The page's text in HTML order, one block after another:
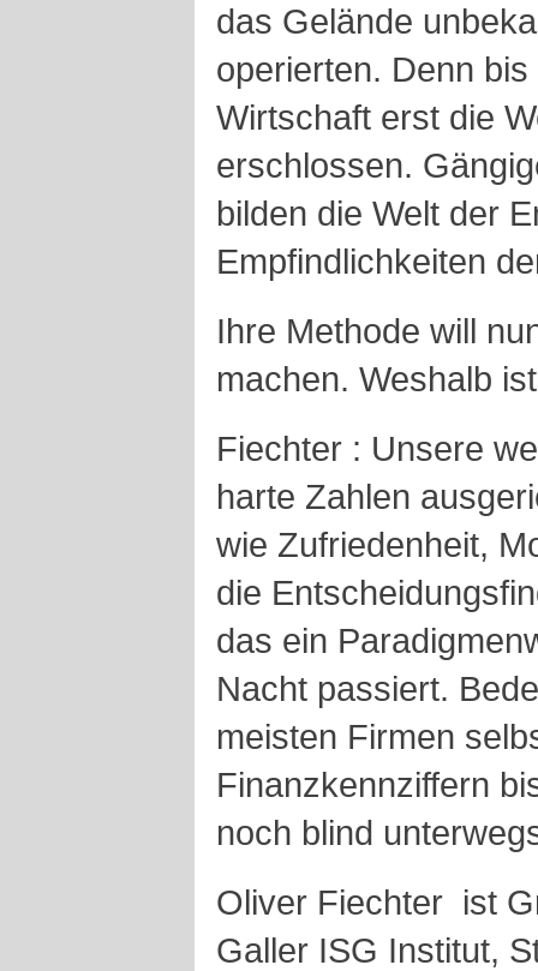
das Gelände
operierten. Denn
Wirtschaft erst die
erschlossen.
bilden die Welt der
Empfindlichkeiten
Ihre Methode will
machen. Weshalb
Fiechter : Unsere
harte Zahlen
wie Zufriedenheit,
die
das ein
Nacht passiert.
meisten Firmen
Finanzkennziffern
noch blind
Oliver Fiechter ist
Galler ISG Institut,